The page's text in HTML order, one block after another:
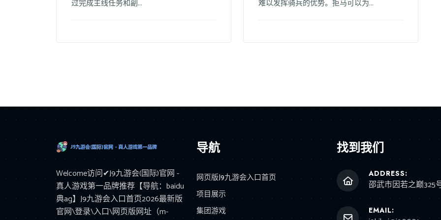
过完成主线任务和副... 难以发挥骑兵的优势。拒马可以为...
Welcome访问✔J9九游会(国际)官网 -
真人游戏第一品牌推荐【导航：baidu
典ag】J9九游会入口首页2026最新版
官网\登录\入口\网页版网址（m-
导航
网页版J9九游会入口首页
项目展示
集团游戏
找到我们
ADDRESS:
邵武市因若之巅325
EMAIL: